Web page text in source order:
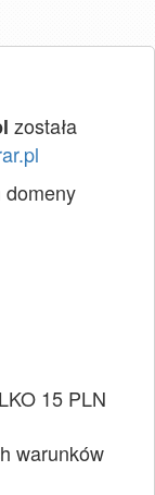
została
domeny
15 PLN
warunków